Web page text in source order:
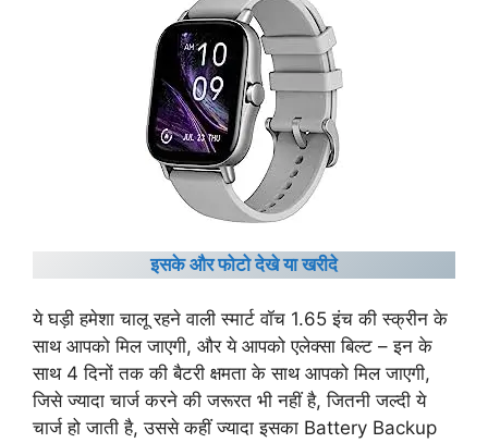
इसके और फोटो देखे या खरीदे
ये घड़ी हमेशा चालू रहने वाली स्मार्ट वॉच 1.65 इंच की स्क्रीन के
साथ आपको मिल जाएगी, और ये आपको एलेक्सा बिल्ट – इन के
साथ 4 दिनों तक की बैटरी क्षमता के साथ आपको मिल जाएगी,
जिसे ज्यादा चार्ज करने की जरूरत भी नहीं है, जितनी जल्दी ये
चार्ज हो जाती है, उससे कहीं ज्यादा इसका Battery Backup